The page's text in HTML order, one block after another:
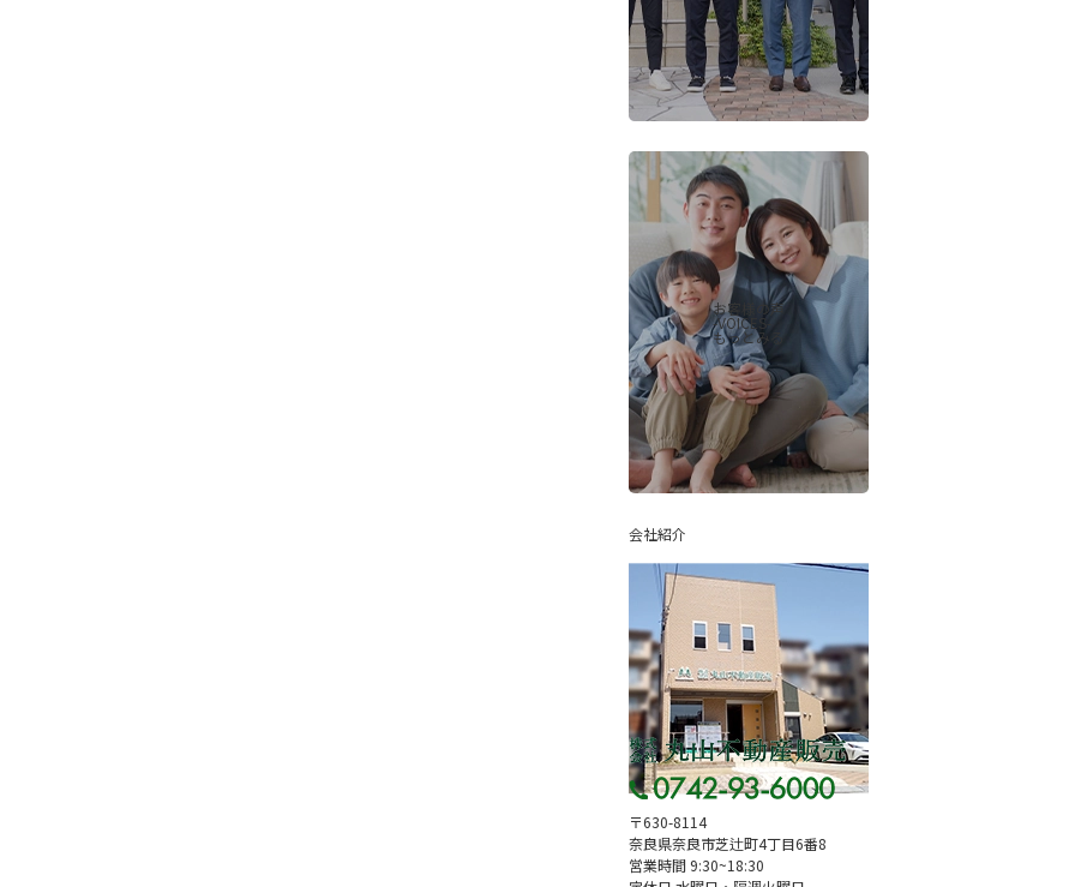
お客様の声
-VOICES-
もっとみる
会社紹介
〒630-8114
奈良県奈良市芝辻町4丁目6番8
営業時間 9:30~18:30